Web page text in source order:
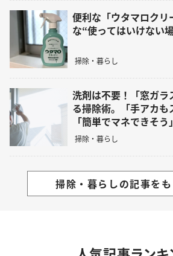
便利な「ウタマロクリ
な“使ってはいけない
掃除・暮らし
洗剤は不要！「窓ガラ
る掃除術。「手アカも
「簡単でマネできそう」
掃除・暮らし
掃除・暮らしの記事を